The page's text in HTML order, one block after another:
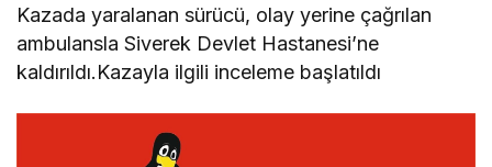
Kazada yaralanan sürücü, olay yerine çağrılan
ambulansla Siverek Devlet Hastanesi’ne
kaldırıldı.Kazayla ilgili inceleme başlatıldı